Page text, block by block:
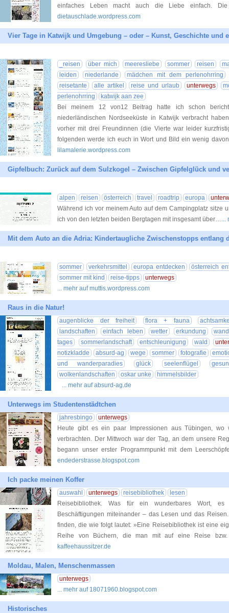
einfaches Leben macht auch die Liebe einfach.
dietauschlade.wordpress.com
Vier Tage in Katwijk und Umgebung – oder – Kunst, Geschichte und
_reisen über mich meeresliebe sommer reisen
leiden
niederlande
mädchen mit dem perlenohrring
reisetante
alle artikel reise und urlaub unterwegs
perlenohrring
katwijk aan zee
Bei meinem 12 von12 Beitrag hatte ich schon
niederländischen Nordseeküste in Katwijk verbracht
vorher mit drei Freundinnen (die Vierte war leider
folgenden werde ich euch in Wort und Bild ein wenig
lilamalerie.wordpress.com
Gipfelbuch: Zurück auf dem Sulzkogel – Zwischen Gipfelglück und
alpen reisen österreich travel roadtrip europa
Während ich vor meinem Auto auf dem Campingplatz sitze
ich von den letzten beiden Bergtagen mit insgesamt über…...
Mit dem Auto an die Adria: Kindertaugliche Zwischenstopps entlang
sommer verkehrsmittel europa entdecken
österreich
sommer mit kind
reise-tipps
unterwegs
... mehr auf muttis.wordpress.com
Raus in die Natur!
augenblicke der freiheit flora + fauna
landschaften
einfach leben wetter erkundung
tages
sommerlandschaft entschleunigung wald
notizkladde
absurd-ag wege sommer fotografie
und wanderparadies
glück seelenflügel
wolkenlandschaften
oskar unke
himmelsbilder
... mehr auf absurd-ag.de
Unterwegs im Studentenstädtchen
jahresbingo
unterwegs
Heute gibt es ein paar Impressionen aus Tübingen, wo
verbrachten. Der Mittwoch war der Tag, an dem unsere
begann unser erster Programmpunkt mit dem
endederstrasse.blogspot.com
Ich packe meinen Koffer
auswahl unterwegs reisebibliothek
lesen
Reisebibliothek. Was für ein wunderbares Wort,
Beschäftigungen miteinander – das Lesen und das
finden, die wie folgt lautet: »Eine Reisebibliothek ist eine
Reihe von Büchern, die man mit auf eine Reise
kaffeehaussitzer.de
Moldau, Malen, Menschenmassen
unterwegs
... mehr auf 18071960.blogspot.com
Historisches